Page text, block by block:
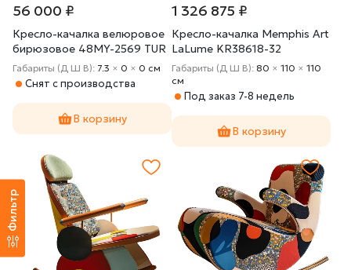
Фильтр
56 000 ₽
Кресло-качалка велюровое
бирюзовое 48MY-2569 TUR
SLV
Габариты (Д Ш В): 7.3 × 0 × 0 cм
Снят с производства
В корзину
1 326 875 ₽
Кресло-качалка Memphis Art
LaLume KR38618-32
Габариты (Д Ш В): 80 × 110 × 110
cм
Под заказ 7-8 недель
В корзину